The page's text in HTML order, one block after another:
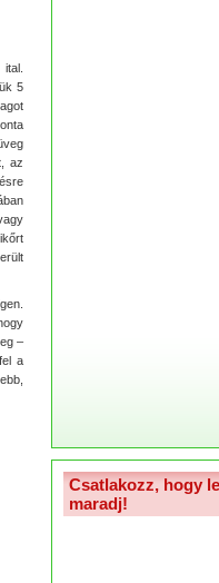
5
az
–
a
Csatlakozz, hogy
maradj!